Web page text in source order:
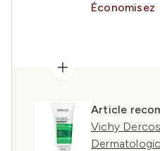
Économisez
Article
Vichy